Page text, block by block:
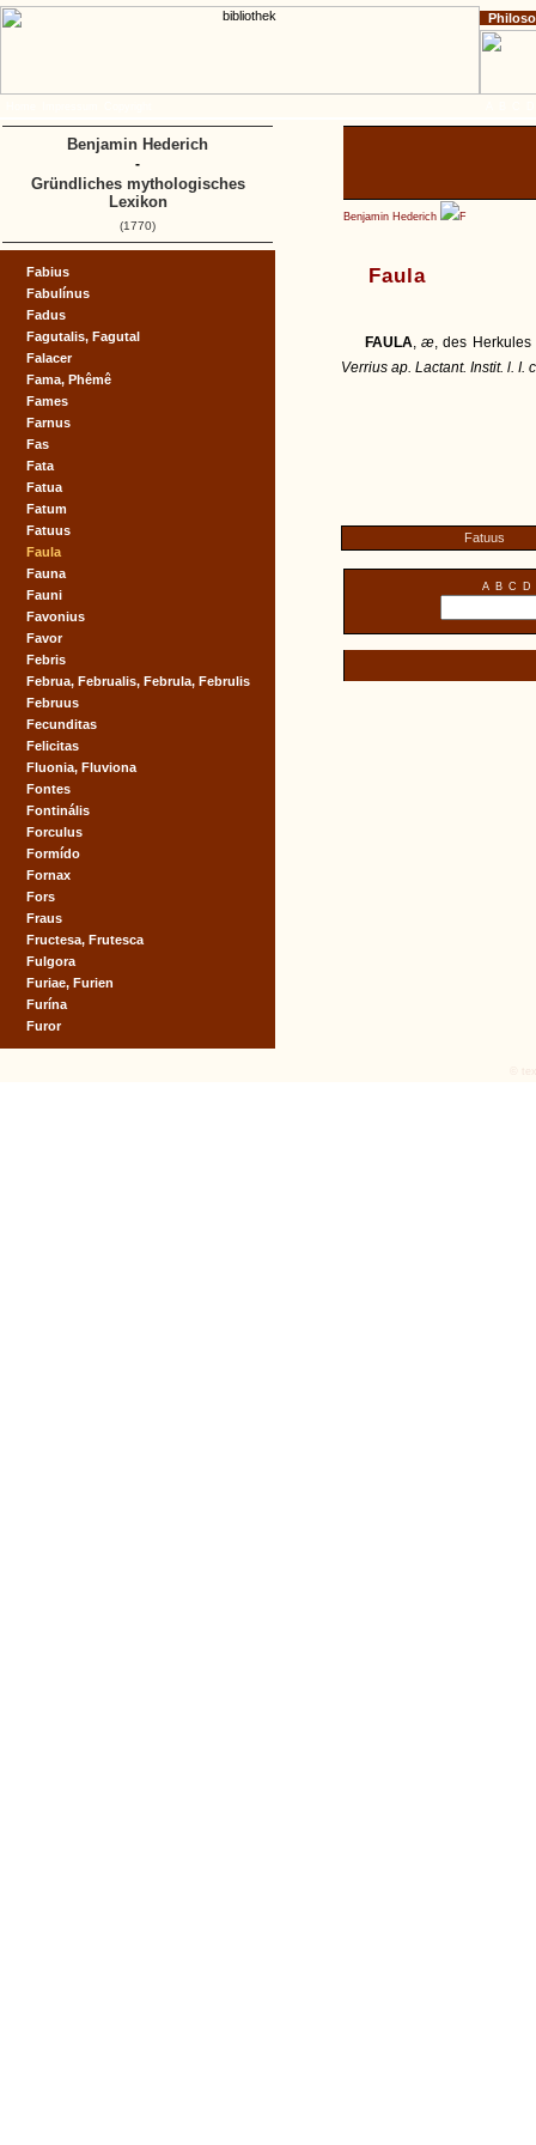
Benjamin Hederich F
Faula
FAULA,æ, des
Verrius ap. Lactant. Instit. l. I.
Fatuus
A B C D
Fabius
Fabulínus
Fadus
Fagutalis, Fagutal
Falacer
Fama, Phêmê
Fames
Farnus
Fas
Fata
Fatua
Fatum
Fatuus
Faula
Fauna
Fauni
Favonius
Favor
Febris
Februa, Februalis, Februla, Februlis
Februus
Fecunditas
Felicitas
Fluonia, Fluviona
Fontes
Fontinális
Forculus
Formído
Fornax
Fors
Fraus
Fructesa, Frutesca
Fulgora
Furiae, Furien
Furína
Furor
Benjamin Hederich
-
Gründliches mythologisches
Lexikon
(1770)